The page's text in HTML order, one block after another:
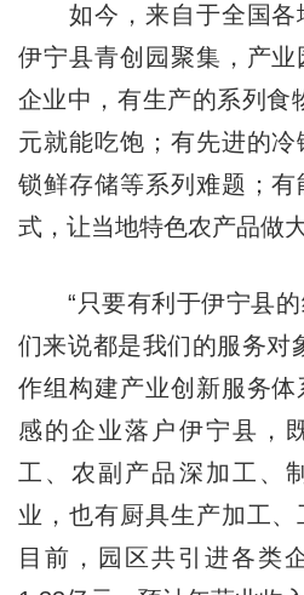
如今，来自于全国各
伊宁县青创园聚集，产
企业中，有生产的系列食
元就能吃饱；有先进的
锁鲜存储等系列难题；
式，让当地特色农产品
“只要有利于伊宁县的
们来说都是我们的服务对
作组构建产业创新服务
感的企业落户伊宁县，
工、农副产品深加工、
业，也有厨具生产加工、
目前，园区共引进各类